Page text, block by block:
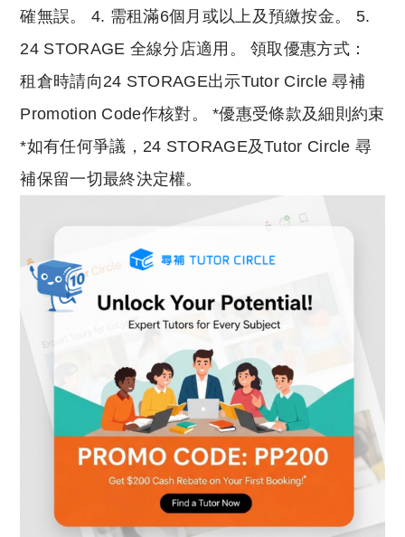
確無誤。 4. 需租滿6個月或以上及預繳按金。 5.
24 STORAGE 全線分店適用。 領取優惠方式：
租倉時請向24 STORAGE出示Tutor Circle 尋補
Promotion Code作核對。 *優惠受條款及細則約束
*如有任何爭議，24 STORAGE及Tutor Circle 尋
補保留一切最終決定權。